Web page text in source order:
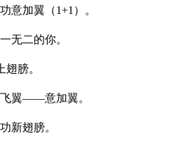
意加翼（1+1）。
无二的你。
膀。
翼——意加翼。
新翅膀。